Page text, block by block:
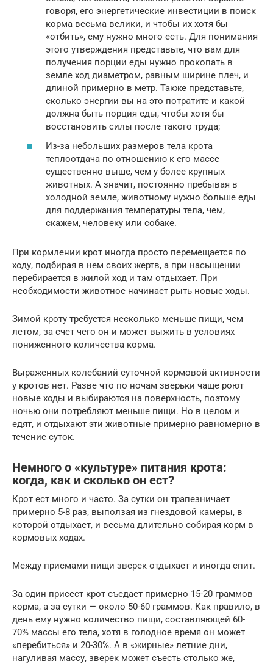
говоря, его энергетические инвестиции в поиск
корма весьма велики, и чтобы их хотя бы
«отбить», ему нужно много есть. Для понимания
этого утверждения представьте, что вам для
получения порции еды нужно прокопать в
земле ход диаметром, равным ширине плеч, и
длиной примерно в метр. Также представьте,
сколько энергии вы на это потратите и какой
должна быть порция еды, чтобы хотя бы
восстановить силы после такого труда;
Из-за небольших размеров тела крота
теплоотдача по отношению к его массе
существенно выше, чем у более крупных
животных. А значит, постоянно пребывая в
холодной земле, животному нужно больше еды
для поддержания температуры тела, чем,
скажем, человеку или собаке.
При кормлении крот иногда просто перемещается по
ходу, подбирая в нем своих жертв, а при насыщении
перебирается в жилой ход и там отдыхает. При
необходимости животное начинает рыть новые ходы.
Зимой кроту требуется несколько меньше пищи, чем
летом, за счет чего он и может выжить в условиях
пониженного количества корма.
Выраженных колебаний суточной кормовой активности
у кротов нет. Разве что по ночам зверьки чаще роют
новые ходы и выбираются на поверхность, поэтому
ночью они потребляют меньше пищи. Но в целом и
едят, и отдыхают эти животные примерно равномерно в
течение суток.
Немного о «культуре» питания крота:
когда, как и сколько он ест?
Крот ест много и часто. За сутки он трапезничает
примерно 5-8 раз, выползая из гнездовой камеры, в
которой отдыхает, и весьма длительно собирая корм в
кормовых ходах.
Между приемами пищи зверек отдыхает и иногда спит.
За один присест крот съедает примерно 15-20 граммов
корма, а за сутки — около 50-60 граммов. Как правило, в
день ему нужно количество пищи, составляющей 60-
70% массы его тела, хотя в голодное время он может
«перебиться» и 20-30%. А в «жирные» летние дни,
нагуливая массу, зверек может съесть столько же,